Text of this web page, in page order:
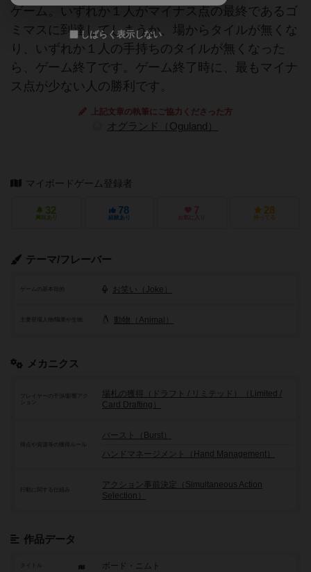
ゲーム。いずれか１人がマイナス点の最終であるゴ
ミマスに到達してしまうか、場からタイルが無くな
り、いずれか１人の手持ちのタイルが無くなった
ら、ゲーム終了です。ゲーム終了時に、最もマイナ
ス点が少ない人の勝利です。
上記文章の執筆にご協力くださった方
オグランド（Oguland）
マイボードゲーム登録者
32
興味あり
78
経験あり
7
お気に入り
28
持ってる
テーマ/フレーバー
ゲームの基本目的 お笑い（Joke）
動物（Animal）
メカニクス
プレイヤーの干渉/影響アク
場札の獲得（ドラフト / リミテッド）（Limited /
Card Drafting）
バースト（Burst）
ハンドマネージメント（Hand Management）
行動に関する仕組み
アクション事前決定（Simultaneous Action
Selection）
作品データ
タイトル ボード・ニムト
しばらく表示しない